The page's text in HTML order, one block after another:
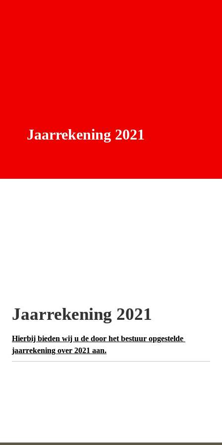
Jaarrekening 2021
Jaarrekening 2021
Hierbij bieden wij u de door het bestuur opgestelde
jaarrekening over 2021 aan.